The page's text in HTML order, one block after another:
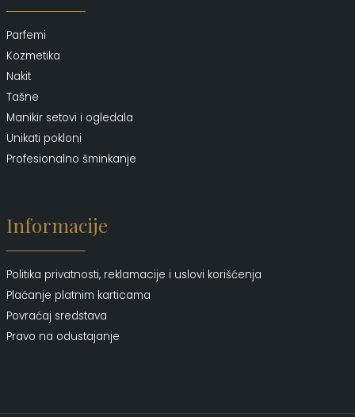
Parfemi
Kozmetika
Nakit
Tašne
Manikir setovi i ogledala
Unikati pokloni
Profesionalno šminkanje
Informacije
Politika privatnosti, reklamacije i uslovi korišćenja
Plaćanje platnim karticama
Povraćaj sredstava
Pravo na odustajanje